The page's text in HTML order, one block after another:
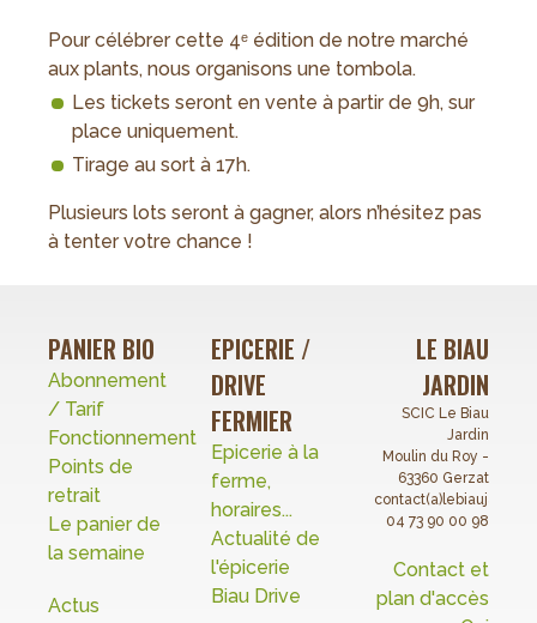
Pour célébrer cette 4ᵉ édition de notre marché
aux plants, nous organisons une tombola.
Les tickets seront en vente à partir de 9h, sur
place uniquement.
Tirage au sort à 17h.
Plusieurs lots seront à gagner, alors n’hésitez pas
à tenter votre chance !
PANIER BIO
Abonnement
/ Tarif
Fonctionnement
Points de
retrait
Le panier de
la semaine
Actus
EPICERIE /
DRIVE
FERMIER
Epicerie à la
ferme,
horaires...
Actualité de
l'épicerie
Biau Drive
LE BIAU
JARDIN
SCIC Le Biau
Jardin
Moulin du Roy -
63360 Gerzat
04 73 90 00 98
Contact et
plan d'accès